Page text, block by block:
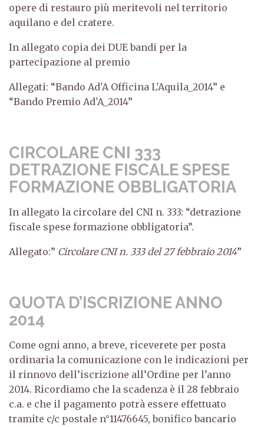
opere di restauro più meritevoli nel territorio
aquilano e del cratere.
In allegato copia dei DUE bandi per la
partecipazione al premio
Allegati: “Bando Ad'A Officina L'Aquila_2014” e
“Bando Premio Ad'A_2014”
CIRCOLARE CNI 333
DETRAZIONE FISCALE SPESE
FORMAZIONE OBBLIGATORIA
In allegato la circolare del CNI n. 333: “detrazione
fiscale spese formazione obbligatoria”.
Allegato:” Circolare CNI n. 333 del 27 febbraio 2014”
QUOTA D’ISCRIZIONE ANNO
2014
Come ogni anno, a breve, riceverete per posta
ordinaria la comunicazione con le indicazioni per
il rinnovo dell’iscrizione all’Ordine per l’anno
2014. Ricordiamo che la scadenza è il 28 febbraio
c.a. e che il pagamento potrà essere effettuato
tramite c/c postale n°11476645, bonifico bancario